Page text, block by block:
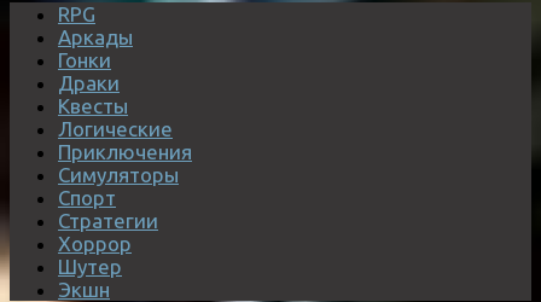
RPG
Аркады
Гонки
Драки
Квесты
Логические
Приключения
Симуляторы
Спорт
Стратегии
Хоррор
Шутер
Экшн